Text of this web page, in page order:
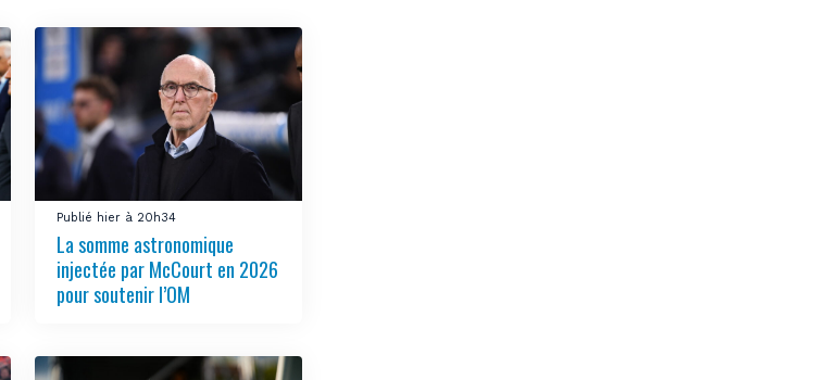
Publié hier à 20h34
La somme astronomique
injectée par McCourt en 2026
pour soutenir l’OM